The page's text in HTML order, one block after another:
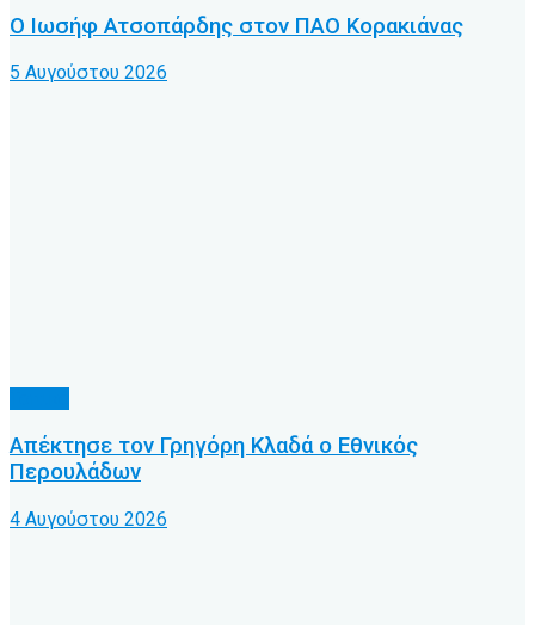
Ο Ιωσήφ Ατσοπάρδης στον ΠΑΟ Κορακιάνας
5 Αυγούστου 2026
Απέκτησε τον Γρηγόρη Κλαδά ο Εθνικός
Περουλάδων
4 Αυγούστου 2026